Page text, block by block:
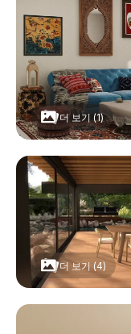
더 보기 (1)
더 보기 (4)